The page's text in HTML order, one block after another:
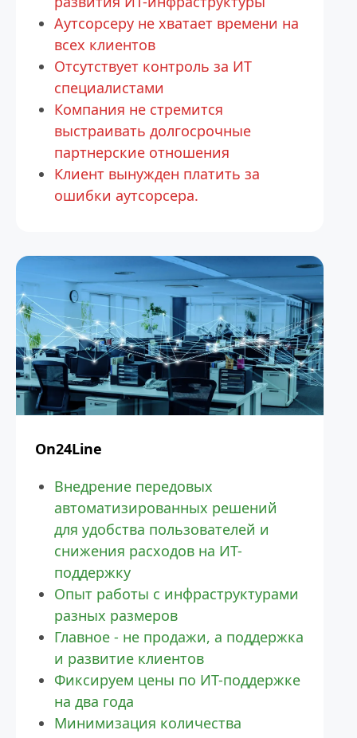
Аутсорсеру не хватает времени на
всех клиентов
Отсутствует контроль за ИТ
специалистами
Компания не стремится
выстраивать долгосрочные
партнерские отношения
Клиент вынужден платить за
ошибки аутсорсера.
On24Line
Внедрение передовых
автоматизированных решений
для удобства пользователей и
снижения расходов на ИТ-
поддержку
Опыт работы с инфраструктурами
разных размеров
Главное - не продажи, а поддержка
и развитие клиентов
Фиксируем цены по ИТ-поддержке
на два года
Минимизация количества